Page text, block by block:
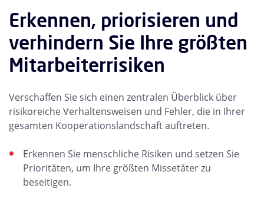
Erkennen, priorisieren und
verhindern Sie Ihre größten
Mitarbeiterrisiken
Verschaffen Sie sich einen zentralen Überblick über
risikoreiche Verhaltensweisen und Fehler, die in Ihrer
gesamten Kooperationslandschaft auftreten.
Erkennen Sie menschliche Risiken und setzen Sie
Prioritäten, um Ihre größten Missetäter zu
beseitigen.